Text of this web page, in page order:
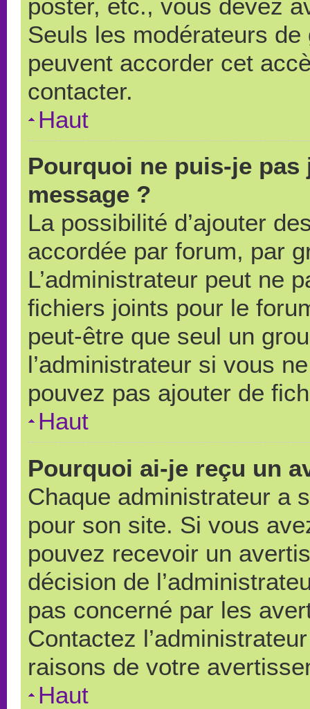
poster, etc., vous devez
Seuls les modérateurs
peuvent accorder cet
contacter.
Haut
Pourquoi ne puis-je
message ?
La possibilité d’ajouter
accordée par forum, par
L’administrateur peut ne
fichiers joints pour le
peut-être que seul un
l’administrateur si vous
pouvez pas ajouter de
Haut
Pourquoi ai-je reçu un
Chaque administrateur a
pour son site. Si vous
pouvez recevoir un
décision de
pas concerné par les
Contactez
raisons de votre
Haut